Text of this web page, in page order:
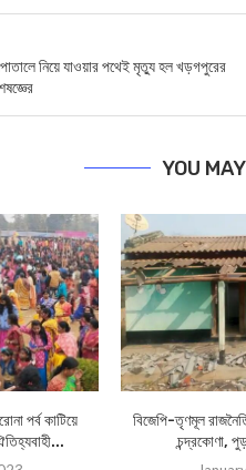
নিয়ে যাওয়ার পথেই মৃত্যু হল খড়গপুরের
YOU
পর্ব কাটিয়ে
বিজেপি-তৃণমূল
চন্দ্রকোণা,